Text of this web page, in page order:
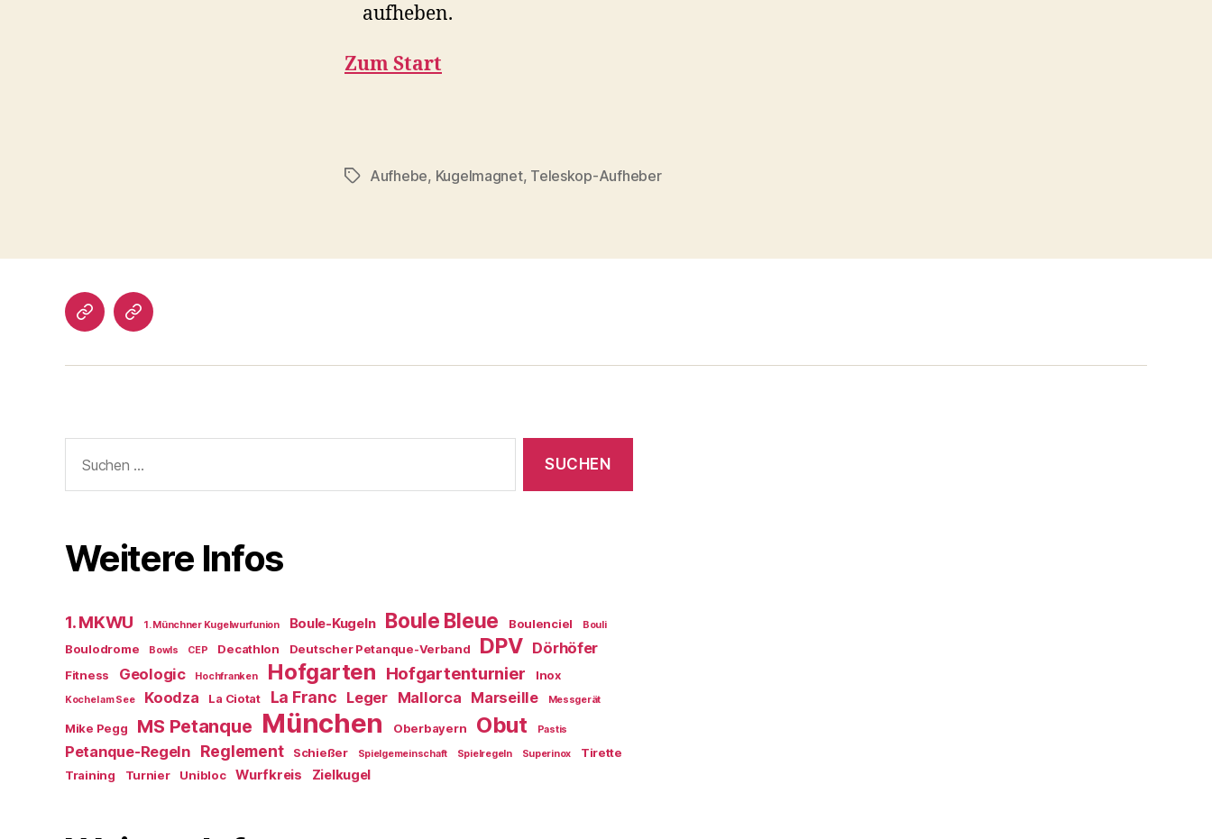
aufheben.
Zum Start
Schlagwörter
Aufhebe, Kugelmagnet, Teleskop-Aufheber
Impressum/DatSchutz
Beliebte
Kugeln
nach:
Weitere Infos
1. MKWU 1. Münchner Kugelwurfunion Boule-Kugeln Boule Bleue Boulenciel Bouli
Boulodrome Bowls CEP Decathlon Deutscher Petanque-Verband DPV Dörhöfer
Fitness Geologic Hochfranken Hofgarten Hofgartenturnier Inox
Kochel am See Koodza La Ciotat La Franc Leger Mallorca Marseille Messgerät
Mike Pegg MS Petanque München Oberbayern Obut Pastis
Petanque-Regeln Reglement Schießer Spielgemeinschaft Spielregeln Superinox
Tirette
Training
Turnier Unibloc Wurfkreis Zielkugel